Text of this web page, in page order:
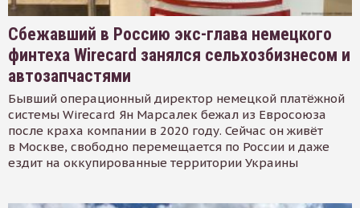
Сбежавший в Россию экс-глава немецкого
финтеха Wirecard занялся сельхозбизнесом и
автозапчастями
Бывший операционный директор немецкой платёжной
системы Wirecard Ян Марсалек бежал из Евросоюза
после краха компании в 2020 году. Сейчас он живёт
в Москве, свободно перемещается по России и даже
ездит на оккупированные территории Украины